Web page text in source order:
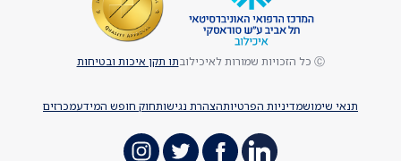
תנאי שימושמדיניות הפרטיותהצהרת נגישותחוק חופש המידעמכרזים
Ⓒ כל הזכויות שמורות לאיכילוב תו תקן איכות ובטיחות